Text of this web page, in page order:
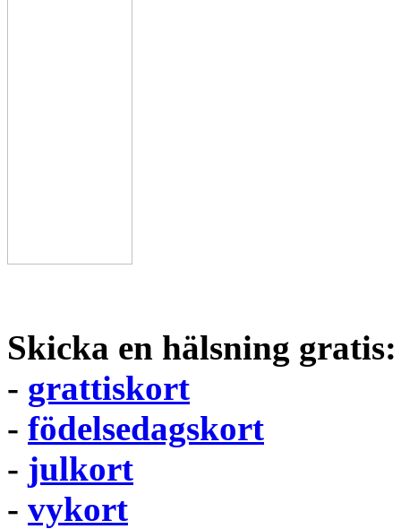
Skicka en hälsning gratis:
- grattiskort
- födelsedagskort
- julkort
- vykort